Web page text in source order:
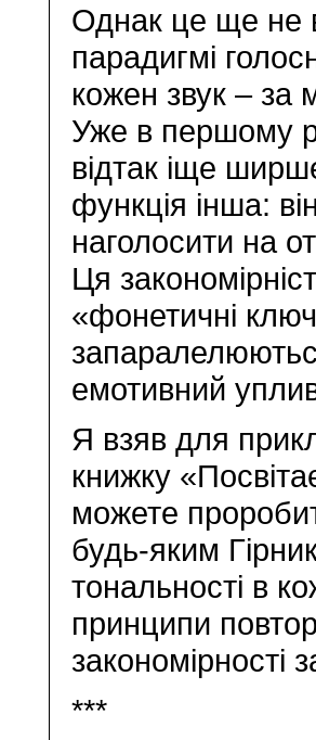
Однак це ще не
парадигмі
кожен звук – за
Уже в першому
відтак іще
функція інша:
наголосити на
Ця
«фонетичні
емотивний
Я взяв для
книжку
можете
будь-яким
тональності в
принципи
закономірності
***